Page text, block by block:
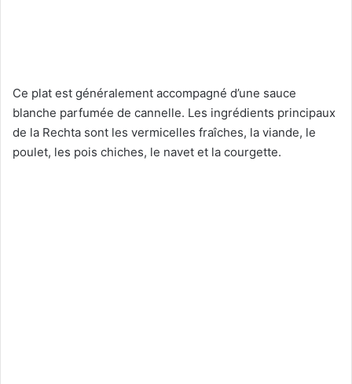
Ce plat est généralement accompagné d’une sauce
blanche parfumée de cannelle. Les ingrédients principaux
de la Rechta sont les vermicelles fraîches, la viande, le
poulet, les pois chiches, le navet et la courgette.